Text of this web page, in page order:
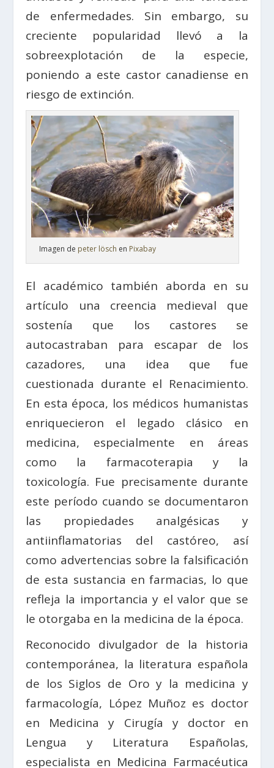
de enfermedades. Sin embargo, su
creciente popularidad llevó a la
sobreexplotación de la especie,
poniendo a este castor canadiense en
riesgo de extinción.
Imagen de peter lösch en Pixabay
El académico también aborda en su
artículo una creencia medieval que
sostenía que los castores se
autocastraban para escapar de los
cazadores, una idea que fue
cuestionada durante el Renacimiento.
En esta época, los médicos humanistas
enriquecieron el legado clásico en
medicina, especialmente en áreas
como la farmacoterapia y la
toxicología. Fue precisamente durante
este período cuando se documentaron
las propiedades analgésicas y
antiinflamatorias del castóreo, así
como advertencias sobre la falsificación
de esta sustancia en farmacias, lo que
refleja la importancia y el valor que se
le otorgaba en la medicina de la época.
Reconocido divulgador de la historia
contemporánea, la literatura española
de los Siglos de Oro y la medicina y
farmacología, López Muñoz es doctor
en Medicina y Cirugía y doctor en
Lengua y Literatura Españolas,
especialista en Medicina Farmacéutica